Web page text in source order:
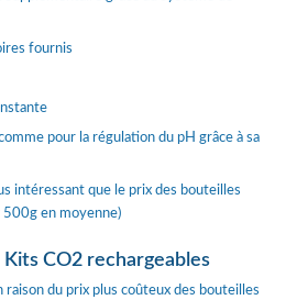
fournis
pour la régulation du pH grâce à sa
intéressant que le prix des bouteilles
en moyenne)
Kits CO2 rechargeables
raison du prix plus coûteux des bouteilles